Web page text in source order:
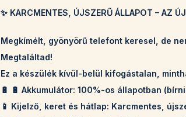
✨ KARCMENTES, ÚJSZERŰ ÁLLAPOT – AZ
Megkímélt, gyönyörű telefont keresel, de
Megtaláltad!
Ez a készülék kívül-belül kifogástalan,
🔋 🔋 Akkumulátor: 100%-os állapotban
📱 Kijelző, keret és hátlap: Karcmentes,